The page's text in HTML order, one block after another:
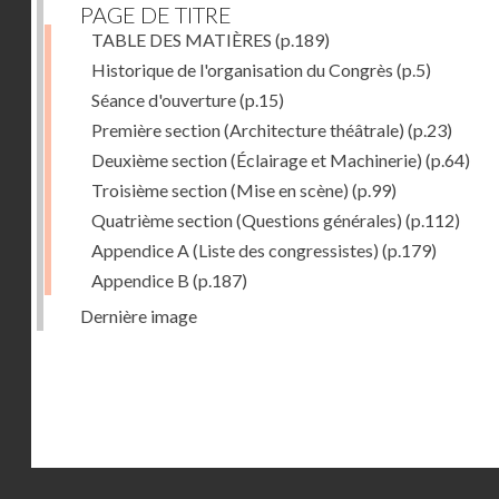
PAGE DE TITRE
TABLE DES MATIÈRES (p.189)
Historique de l'organisation du Congrès (p.5)
Séance d'ouverture(p.15)
Première section (Architecture théâtrale) (p.23)
Deuxième section (Éclairage et Machinerie) (p.64)
Troisième section (Mise en scène) (p.99)
Quatrième section (Questions générales) (p.112)
Appendice A (Liste des congressistes) (p.179)
Appendice B (p.187)
Dernière image